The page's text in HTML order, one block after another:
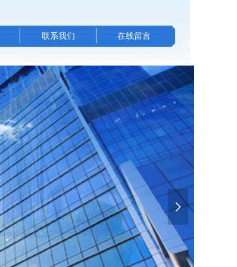
联系我们 在线留言
넲